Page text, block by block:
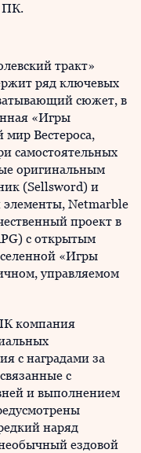
ПК.
тракт»
ряд ключевых
сюжет, в
«Игры
Вестероса,
самостоятельных
оригинальным
(Sellsword) и
элементы, Netmarble
проект в
с открытым
«Игры
управляемом
компания
с наградами за
с
и выполнением
наряд
ездовой